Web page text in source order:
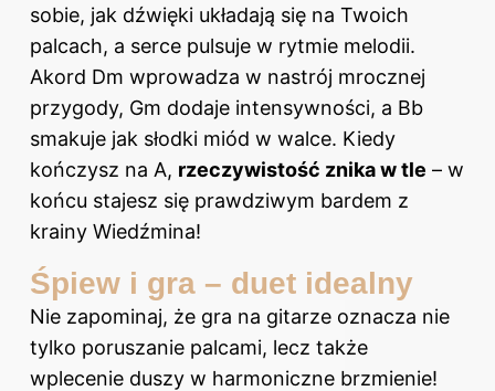
sobie, jak dźwięki układają się na Twoich
palcach, a serce pulsuje w rytmie melodii.
Akord Dm wprowadza w nastrój mrocznej
przygody, Gm dodaje intensywności, a Bb
smakuje jak słodki miód w walce. Kiedy
kończysz na A, rzeczywistość znika w tle – w
końcu stajesz się prawdziwym bardem z
krainy Wiedźmina!
Śpiew i gra – duet idealny
Nie zapominaj, że gra na gitarze oznacza nie
tylko poruszanie palcami, lecz także
wplecenie duszy w harmoniczne brzmienie!